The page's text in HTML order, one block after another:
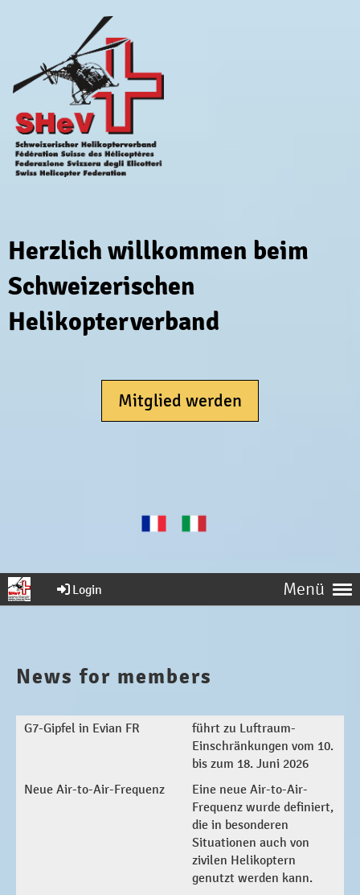
Herzlich willkommen beim
Schweizerischen
Helikopterverband
Mitglied werden
Menü
Login
News for members
G7-Gipfel in Evian FR
führt zu Luftraum-
Einschränkungen vom 10.
bis zum 18. Juni 2026
Neue Air-to-Air-Frequenz
Eine neue Air-to-Air-
Frequenz wurde definiert,
die in besonderen
Situationen auch von
zivilen Helikoptern
genutzt werden kann.